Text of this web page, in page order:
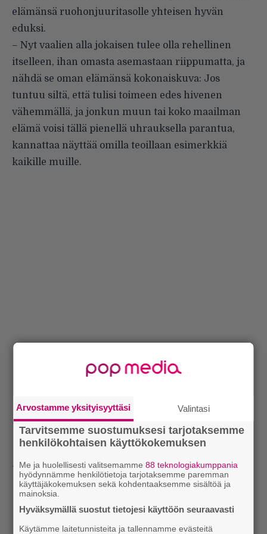
elämänsä ruohonjuuritasolle yhteisen hyvän
eduksi.
– Nyt vaalien alla jokaisen tulee olla rehellinen
itselleen, ihan omasta asemastaan riippumatta, ja
nähdä se oman elämänsä kokonaiskuva: Jos
tuntuu siltä, että tulisi toimeen edes hivenen
vähemmällä, ja jonkun muun tai koko maailman
elämä voisi tällä pienellä uhrauksella parantua,
kannattaa näyttää omilla teoillaan esimerkkiä
kaikille muille.
Teksti: Aki Nuopponen
Haastattelu ilmestyy Soundissa 5/2019.
Lue myös: Tilaa Soundin uutiskirje ja tiedät mistä
kahvitauolla puhutaan! Nappaa ajankohtaiset musiikin
Arvostamme yksityisyyttäsi Valintasi
Tarvitsemme suostumuksesi tarjotaksemme
henkilökohtaisen käyttökokemuksen
Me ja huolellisesti valitsemamme88 teknologiakumppania
hyödynnämme henkilötietoja tarjotaksemme paremman
käyttäjäkokemuksen sekä kohdentaaksemme sisältöä ja
mainoksia.
Hyväksymällä suostut tietojesi käyttöön seuraavasti
Käytämme laitetunnisteita ja tallennamme evästeitä